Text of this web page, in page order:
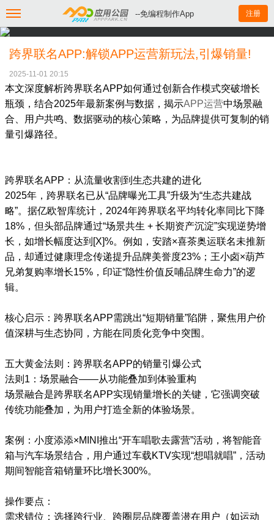
--免编程制作App 注册
跨界联名APP:解锁APP运营新玩法,引爆销量!
2025-11-01 20:15
本文深度解析跨界联名APP如何通过创新合作模式突破增长
瓶颈，结合2025年最新案例与数据，揭示APP运营中场景融
合、用户共鸣、数据驱动的核心策略，为品牌提供可复制的销
量引爆路径。
跨界联名APP：从流量收割到生态共建的进化
2025年，跨界联名已从“品牌曝光工具”升级为“生态共建战
略”。据亿欧智库统计，2024年跨界联名平均转化率同比下降
18%，但头部品牌通过“场景共生 + 长期资产沉淀”实现逆势增
长，如增长幅度达到[X]%。例如，安踏×喜茶奥运联名未推新
品，却通过健康理念传递提升品牌美誉度23%；王小卤×葫芦
兄弟复购率增长15%，印证“隐性价值反哺品牌生命力”的逻
辑。
核心启示：跨界联名APP需跳出“短期销量”陷阱，聚焦用户价
值深耕与生态协同，方能在同质化竞争中突围。
五大黄金法则：跨界联名APP的销量引爆公式
法则1：场景融合——从功能叠加到体验重构
场景融合是跨界联名APP实现销量增长的关键，它强调突破
传统功能叠加，为用户打造全新的体验场景。
案例：小度添添×MINI推出“开车唱歌去露营”活动，将智能音
箱与汽车场景结合，用户通过车载KTV实现“想唱就唱”，活动
期间智能音箱销量环比增长300%。
操作要点：
需求错位：选择跨行业、跨圈层品牌覆盖潜在用户（如运动